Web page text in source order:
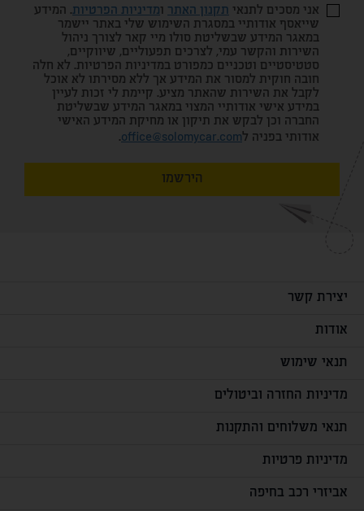
אני מסכים לתנאי תקנון האתר ומדיניות הפרטיות. המידע
שייאסף אודותיי במסגרת השימוש שלי באתר יישמר
במאגר המידע שבשליטת סולו מיי קאר לצורך ניהול
השירות והקשר עמי, לצרכים תפעוליים, שיווקיים,
סטטיסטיים וטכניים כמפורט במדיניות הפרטיות. לא חלה
חובה חוקית למסור את המידע אך ללא מסירתו לא אוכל
לקבל את השירות שהאתר מציע. קיימת לי זכות לעיין
במידע אישי אודותיי המצוי במאגר המידע שבשליטת
החברה וכן לבקש את תיקון או מחיקת המידע האישי
אודותי בפניה לoffice@solomycar.com
.
הירשמו
יצירת קשר
אודות
תנאי שימוש
מדיניות החזרה וביטולים
תנאי משלוחים והתקנות
מדיניות פרטיות
אביזרי רכב בחיפה